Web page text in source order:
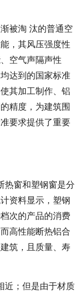
被淘 汰的普通空
，其风压强度性
空气声隔声性
达到的国家标准
其加工制作、铝
精度，为建筑围
要求提供了重要
热窗和塑钢窗是分
资料显示，塑钢
次的产品的消费
高性能断热铝合
筑，且质量、寿
近；但是由于材质